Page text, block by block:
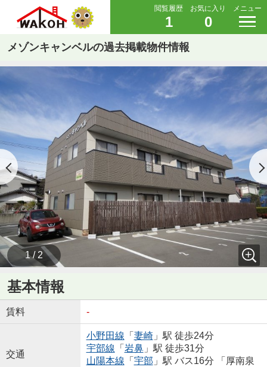
閲覧履歴
1
お気に入り
0
メニュー
メゾンキャンベルの過去掲載物件情報
1 / 2
基本情報
賃料 -
交通
小野田線 「 妻崎」駅 徒歩24分
宇部線 「 岩鼻」駅 徒歩31分
山陽本線 「 宇部 」駅 バス16分 「厚南泉